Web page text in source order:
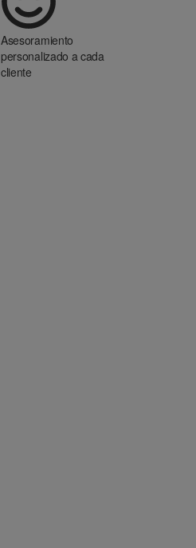
Asesoramiento
personalizado a cada
cliente